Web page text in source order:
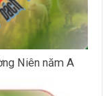
Niên năm A